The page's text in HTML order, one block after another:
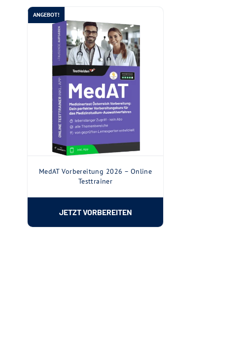
ANGEBOT!
MedAT Vorbereitung 2026 – Online
Testtrainer
JETZT VORBEREITEN